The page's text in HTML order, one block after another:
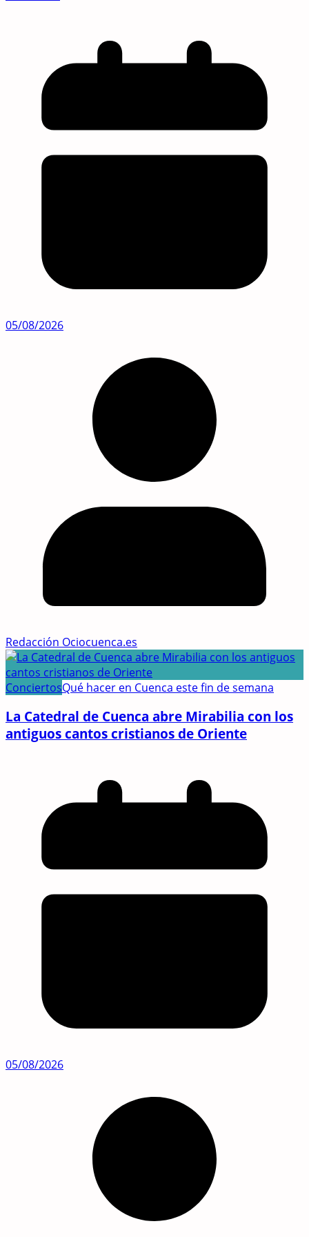
05/08/2026
Redacción Ociocuenca.es
ConciertosQué hacer en Cuenca este fin de semana
La Catedral de Cuenca abre Mirabilia con los
antiguos cantos cristianos de Oriente
05/08/2026